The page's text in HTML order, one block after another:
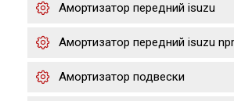
Амортизатор передний isuzu
Амортизатор передний isuzu
Амортизатор подвески